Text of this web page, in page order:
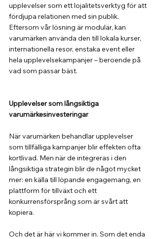
upplevelser som ett lojalitetsverktyg för att
fördjupa relationen med sin publik.
Eftersom vår lösning är modulär, kan
varumärken använda den till lokala kurser,
internationella resor, enstaka event eller
hela upplevelsekampanjer – beroende på
vad som passar bäst.
Upplevelser som långsiktiga
varumärkesinvesteringar
När varumärken behandlar upplevelser
som tillfälliga kampanjer blir effekten ofta
kortlivad. Men när de integreras i den
långsiktiga strategin blir de något mycket
mer: en källa till löpande engagemang, en
plattform för tillväxt och ett
konkurrensförsprång som är svårt att
kopiera.
Och det är här vi kommer in. Som det enda